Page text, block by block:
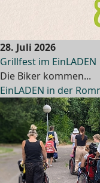
28. Juli 2026
Grillfest im EinLADEN
Die Biker kommen...
EinLADEN in der